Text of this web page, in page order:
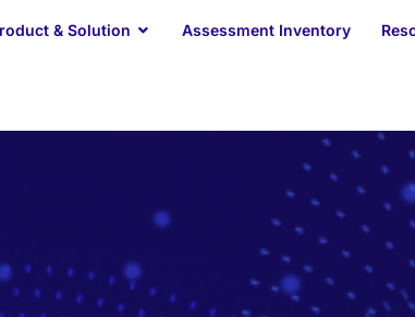
& Solution Open Product & Solution
Assessment Inventory